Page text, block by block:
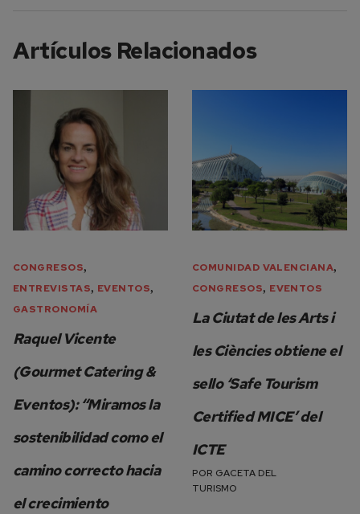
Artículos Relacionados
CONGRESOS,
ENTREVISTAS, EVENTOS,
GASTRONOMÍA
Raquel Vicente
(Gourmet Catering &
Eventos): “Miramos la
sostenibilidad como el
camino correcto hacia
el crecimiento
COMUNIDAD VALENCIANA,
CONGRESOS, EVENTOS
La Ciutat de les Arts i
les Ciències obtiene el
sello ‘Safe Tourism
Certified MICE’ del
ICTE
POR GACETA DEL
TURISMO